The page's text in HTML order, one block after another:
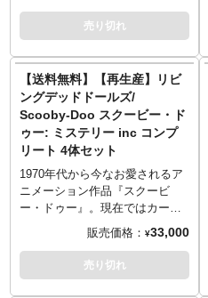
ュア化で注目なのは、自身の娘
シルビアの生首で飾ったケー
キが食べれるよ。
ズ、『IT それが見えたら、終わ
り。』のペニーワイズが再生産
ズと同じく全身5箇所可動となっ
たビル・スカルスガルド演じる
悪魔「ペニーワイズ」、オレン
ジレッドの髪の毛、真っ白な
顔、その顔に入った隈取りのよ
うなライン、「狂気」を指し示
す眼など、劇中の姿をしっかり
LDDフォーマットに落とし込ん
でいます。フリフリのフリルが
いうメリットを最大限に生かし
て表現。特別ウィンドウボック
ス仕様のパッケージには、アク
売り切れ
【送料無料】【再生産】リビ
ングデッドドールズ/
Scooby-Doo スクービー・ド
ゥー: ミステリー inc コンプ
リート 4体セット
1970年代から今なお愛されるア
ニメーション作品『スクービ
ー・ドゥー』。現在ではカート
ゥーンで『ビー・クール スクー
ビー・ドゥー！』、実写映画も
展開するこの人気作を、メズコ
トイズが「リビングデッドドー
販売価格： ¥33,000
売り切れ